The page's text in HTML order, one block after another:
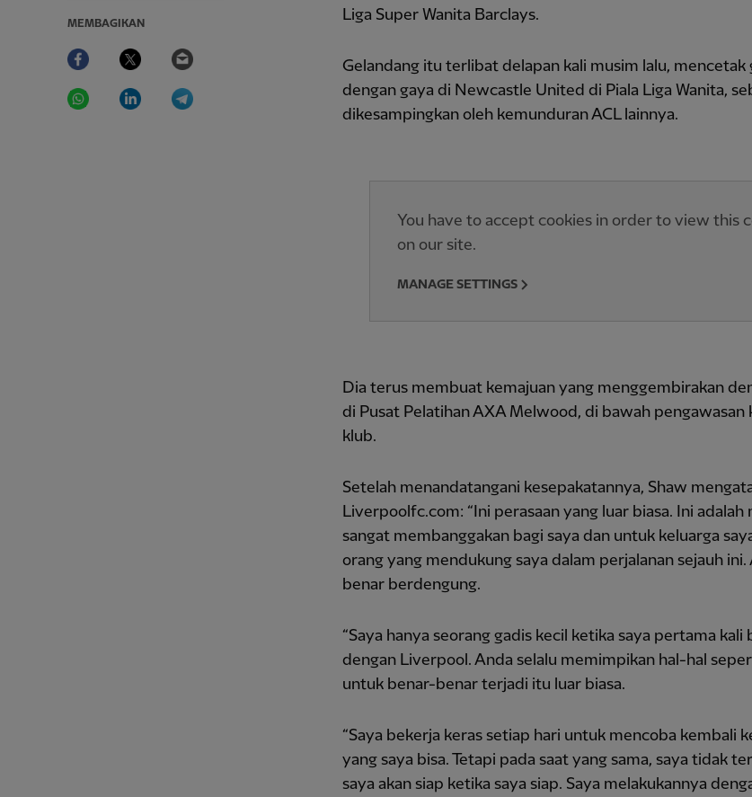
MEMBAGIKAN
Facebook Twitter
WhatsAppLinkedIn
Liga Super Wanita Barclays.
Gelandang itu terlibat delapan kali musim lalu, mencetak
dengan gaya di Newcastle United di Piala Liga Wanita,
dikesampingkan oleh kemunduran ACL lainnya.
You have to accept cookies in order to view this
on our site.
MANAGE SETTINGS
Dia terus membuat kemajuan yang menggembirakan
di Pusat Pelatihan AXA Melwood, di bawah
klub.
Setelah menandatangani kesepakatannya, Shaw
Liverpoolfc.com: “Ini perasaan yang luar biasa. Ini adalah
sangat membanggakan bagi saya dan untuk keluarga
orang yang mendukung saya dalam perjalanan sejauh
benar berdengung.
“Saya hanya seorang gadis kecil ketika saya pertama kali
dengan Liverpool. Anda selalu memimpikan hal-hal
untuk benar-benar terjadi itu luar biasa.
“Saya bekerja keras setiap hari untuk mencoba kembali
yang saya bisa. Tetapi pada saat yang sama, saya tidak
saya akan siap ketika saya siap. Saya melakukannya